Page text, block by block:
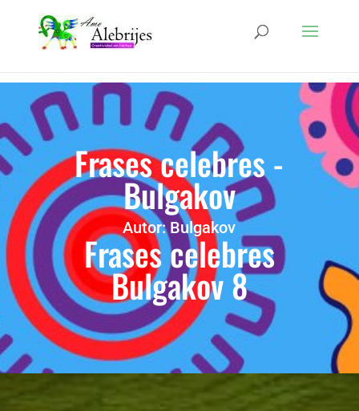
Frases celebres -
Bulgakov
Autor: Bulgakov
Frases celebres
Bulgakov 8